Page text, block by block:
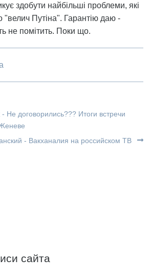
здобути найбільші проблеми, які
"велич Путіна". Гарантію даю -
не помітить. Поки що.
договорились??? Итоги встречи
- Вакханалия на российском ТВ
сайта